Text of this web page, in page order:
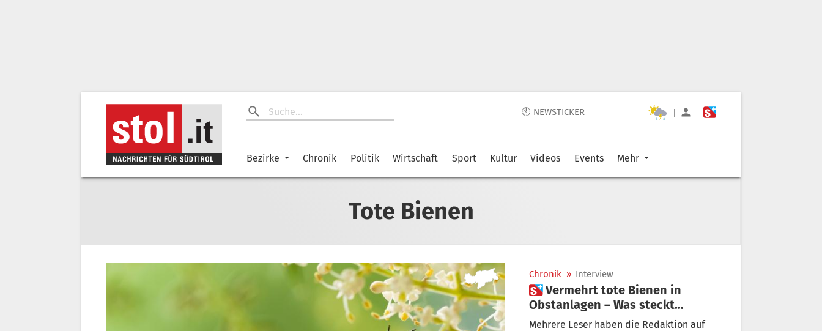
🕙 NEWSTICKER | |
Bezirke Chronik Politik Wirtschaft Sport Kultur Videos Events Mehr
Tote Bienen
Chronik » Interview
 Vermehrt tote Bienen in
Obstanlagen – Was steckt
dahinter?
Mehrere Leser haben die Redaktion auf